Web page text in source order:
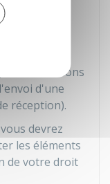
votre
de conditions
d'une
réception).
devrez
les éléments
de votre droit